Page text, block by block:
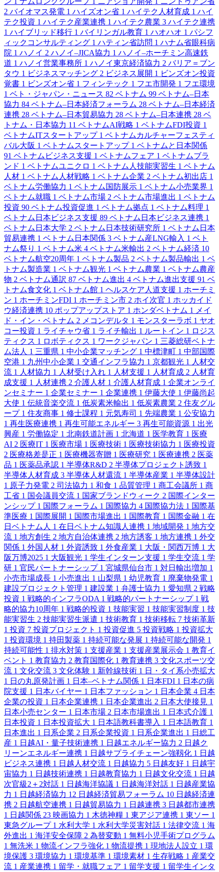
2 バイオマス発電 1 ハイズオン省 1 ハイテク人材育成 1 ハイ
テク投資 1 ハイテク産業連携 1 ハイテク農業 3 ハイテク連携
1 ハイブリッド移行 1 バイリンガル教育 1 ハオハオ 1 パシフ
ィックコンサルティング 1 ハティン省訪問 1 ハナム省眼科病
院 1 ハノイ 2 ハノイ–JICA協力 1 ハノイ–ホーチミン高速鉄
道 1 ハノイ営業事務所 1 ハノイ東京経済協力 2 バリア＝ブン
タウ 1 ビジネスマッチング 2 ビジネス展開 1 ビンズオン投資
覚書 1 ビンズオン省 1 フィンテック 1 フエ市開発 1 フエ環境
1 ベト・ジャパン・ニュース 82 ベトナム 99 ベトナム–日本
協力 84 ベトナム–日本経済フォーラム 28 ベトナム–日本経済
連携 28 ベトナム–日本貿易協力 28 ベトナム–日本連携 28 ベ
トナム・日本協力 11 ベトナムAI戦略 1 ベトナムFDI投資 1
ベトナムITスタートアップ 1 ベトナムカルチャーフェスティ
バル大阪 1 ベトナムスタートアップ 1 ベトナムと日本関係
91 ベトナムビジネス支援 1 ベトナムフェア 1 ベトナムブラ
ンド 1 ベトナムユニクロ 1 ベトナム人技能実習生 1 ベトナム
人材 1 ベトナム人材戦略 1 ベトナム企業 2 ベトナム初出店 1
ベトナム労働協力 1 ベトナム国防展示 1 ベトナム小売業界 1
ベトナム就職 1 ベトナム市場 2 ベトナム市場進出 1 ベトナム
投資 90 ベトナム投資促進 1 ベトナム拠点 1 ベトナム料理 1
ベトナム日本ビジネス支援 89 ベトナム日本ビジネス連携 1
ベトナム日本大学 2 ベトナム日本技術研究所 1 ベトナム日本
貿易連携 1 ベトナム日本関係 3 ベトナム産LNG輸入 1 ベト
ナム祭り 1 ベトナム米 4 ベトナム米輸出 2 ベトナム経済 10
ベトナム航空20周年 1 ベトナム製品 2 ベトナム製品輸出 1 ベ
トナム製造業 1 ベトナム観光 1 ベトナム農業 1 ベトナム農産
物 2 ベトナム通訳 87 ベトナム進出 4 ベトナム進出支援 91 ベ
トナム食文化 1 ベトナム館 1 ヘルスケア人道支援 1 ホーチミ
ン 1 ホーチミンFDI 1 ホーチミン市 2 ホイ次官 1 ホッカイド
ウ経済連携 10 ポップアップストア 1 ホンダベトナム 1
メイ
ド・イン・ベトナム 2 メコンデルタ 1 モンスターラボ 1 ヤオ
コー投資 1 ライチャウ省 1 ライチ輸出 1 ルートイン 1 ロジス
ティクス 1 ロボティクス 1 ワークジャパン 1 三菱総研ベトナ
ム法人 1 三重県 1 中小企業マッチング 1 中標津町 1 中部国際
空港 1 九州中小企業 1 交通インフラ協力 1 京都観光 1 人材交
流 1 人材協力 1 人材受け入れ 1 人材支援 1 人材育成 2 人材育
成支援 1 人材連携 2 介護人材 1 介護人材育成 1 企業オンライ
ンセミナー 1 企業セミナー 1 企業連携 1 伊藤大使 1 伊藤尚起
大使 1 伝統音楽交流 1 低炭素米輸出 1 低炭素農業 2 住友グル
ープ 1 住友商事 1 修士課程 1 元気寿司 1 先端農業 1 公安協力
1 再生医療連携 1 再生可能エネルギー 3 再生可能資源 1 出光
興産 1 労働協定 1 北南鉄道計画 1 北海道 1 医学教育 1 医療
AI 2 医療IT 1 医療市場 1 医療技術 1 医療技術協力 1 医療投資
2 医療格差是正 1 医療機器寄贈 1 医療研究 1 医療連携 2 医薬
品 1 医薬品承認 1 半導体R&D 2 半導体プロジェクト誘致 1
半導体人材育成 3 半導体人材還流 1 半導体産業 1 半導体設計
1 原子力発電 2 司法協力 1 和食 1 品質管理 1 商工会議所 1 商
工省 1 国会議員交流 1 国家ブランドウィーク 2 国際インター
ンシップ 1 国際フォーラム 1 国際協力 4 国際協力法 1 国際基
準医療 1 国際展開 1 国際市場進出 1 国際教育 1 国際金融 1 在
日ベトナム人 1 在日ベトナム知識人連携 1 地域開発 1 地方交
流 1 地方創生 2 地方自治体連携 2 地方誘客 1 地方連携 1 外交
関係 1 外国人材 1 外資誘致 1 外食産業 1 大阪・関西万博 1 大
阪万博2025 1 大阪観光 1 学生インターン支援 1 学生交流 1 学
研 1 官民パートナーシップ 1 宮城県仙台市 1 対日輸出増加 1
小売市場成長 1 小売進出 1 山梨県 1 幼児教育 1 廃棄物発電 1
建設プロジェクト管理 1 建設業 1 弁護士協力 1 愛知県 2 戦略
投資 1 戦略的インフラODA 1 戦略的パートナーシップ 1 戦
略的協力10周年 1 戦略的投資 1 技能実習 1 技能実習制度 1 技
能実習生 2 技能実習生派遣 1 技術教育 1 技術移転 7 技術革新
1 投資 7 投資プロジェクト 1 投資促進 5 投資戦略 1 投資拡大
1 投資環境 1 持田製薬 1 持続可能な発展 1 持続可能な開発 1
持続可能性 1 排水対策 1 支援産業 1 支援産業展示会 1 教育イ
ベント 1 教育協力 2 教育国際化 1 教育連携 3 文化スポーツ交
流 1 文化交流 3 文化体験 1 新幹線技術 1 日・タイ系小売拡大
1 日の丸原発計画 1 日本–ベトナム関係 1 日本FDI 1 日本の病
院支援 1 日本バイヤー 1 日本ファッション 1 日本企業 4 日本
企業の投資 1 日本企業連携 1 日本企業進出 2 日本大使接見 1
日本小売センター 1 日本市場 2 日本市場進出 1 日本式介護 1
日本投資 1 日本投資拡大 1 日本語教科書導入 1 日本語教育 1
日本進出 1 日系企業 2 日系企業投資 1 日系企業進出 1 日総工
産 1 日越AI・量子技術連携 1 日越エネルギー協力 2 日越ク
リーンエネルギー連携 1 日越サプライチェーン強靱化 1 日越
ビジネス連携 1 日越人材交流 1 日越協力 5 日越友好 1 日越宇
宙協力 1 日越技術連携 1 日越教育協力 1 日越文化交流 1 日越
次官級2＋2対話 1 日越海洋協議 1 日越海洋対話 1 日越産業協
力 1 日越経済協力 12 日越経済貿易フォーラム 10 日越経済連
携 2 日越航空連携 1 日越貿易協力 1 日越連携 3 日越都市連携
1 日越関係 23 映画協力 1 木徳神糧 1 東アジア連携 1 東ソー 1
東急グループ 1 水利大学 1 水利大学災害対話 1 法律交流 1 海
外進出 1 海洋安全保障 2 為替変動 1 無料小児手術プログラム
1 無洗米 1 物流インフラ強化 1 物流提携 1 現地法人設立 1 環
境保護 3 環境協力 1 環境基準 1 環境素材 1 生存戦略 1 産業交
流 1 産業連携 1 留学・就職フェア 1 留学支援 1 留学生インタ